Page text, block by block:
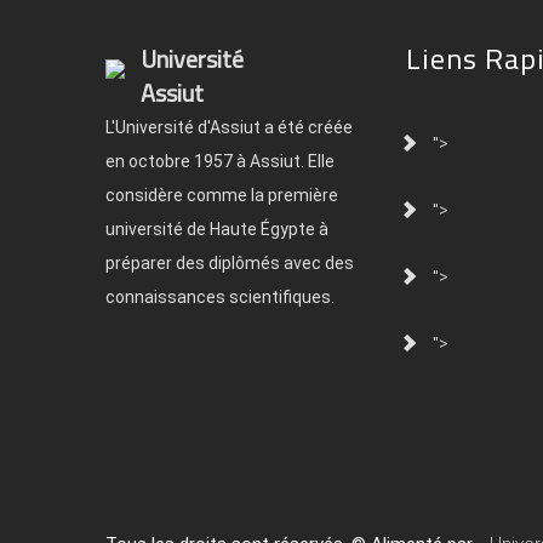
Université
Assiut
L'Université d'Assiut a été créée
en octobre 1957 à Assiut. Elle
considère comme la première
université de Haute Égypte à
préparer des diplômés avec des
connaissances scientifiques.
Liens
">
">
">
">